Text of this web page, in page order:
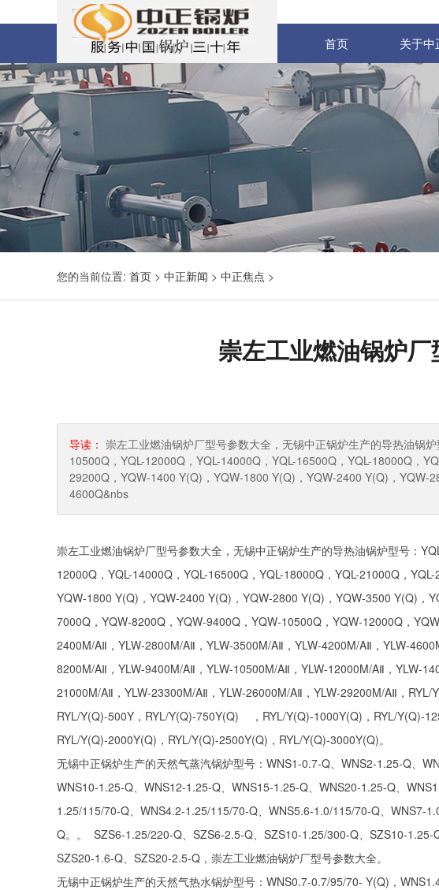
首页 关于中
您的当前位置: 首页 > 中正新闻 > 中正焦点 >
崇左工业燃油锅炉
导读： 崇左工业燃油锅炉厂型号参数大全，无锡中正锅炉生产的导热油锅
10500Q，YQL-12000Q，YQL-14000Q，YQL-16500Q，YQL-18000Q，
29200Q，YQW-1400 Y(Q)，YQW-1800 Y(Q)，YQW-2400 Y(Q)，YQW-
4600Q&nbs
崇左工业燃油锅炉厂型号参数大全，无锡中正锅炉生产的导热油锅炉型号：
12000Q，YQL-14000Q，YQL-16500Q，YQL-18000Q，YQL-21000Q，
YQW-1800 Y(Q)，YQW-2400 Y(Q)，YQW-2800 Y(Q)，YQW-3500 Y(Q)
7000Q，YQW-8200Q，YQW-9400Q，YQW-10500Q，YQW-12000Q，
2400M/AⅡ，YLW-2800M/AⅡ，YLW-3500M/AⅡ，YLW-4200M/AⅡ，YLW-
8200M/AⅡ，YLW-9400M/AⅡ，YLW-10500M/AⅡ，YLW-12000M/AⅡ，YLW-
21000M/AⅡ，YLW-23300M/AⅡ，YLW-26000M/AⅡ，YLW-29200M/AⅡ，
RYL/Y(Q)-500Y，RYL/Y(Q)-750Y(Q) ，RYL/Y(Q)-1000Y(Q)，RYL/Y(Q)-
RYL/Y(Q)-2000Y(Q)，RYL/Y(Q)-2500Y(Q)，RYL/Y(Q)-3000Y(Q)。
无锡中正锅炉生产的天然气蒸汽锅炉型号：WNS1-0.7-Q、WNS2-1.25-Q、
WNS10-1.25-Q、WNS12-1.25-Q、WNS15-1.25-Q、WNS20-1.25-Q、
1.25/115/70-Q、WNS4.2-1.25/115/70-Q、WNS5.6-1.0/115/70-Q、WNS7-
Q。。 SZS6-1.25/220-Q、SZS6-2.5-Q、SZS10-1.25/300-Q、SZS10-1.25-
SZS20-1.6-Q、SZS20-2.5-Q，崇左工业燃油锅炉厂型号参数大全。
无锡中正锅炉生产的天然气热水锅炉型号：WNS0.7-0.7/95/70- Y(Q)，